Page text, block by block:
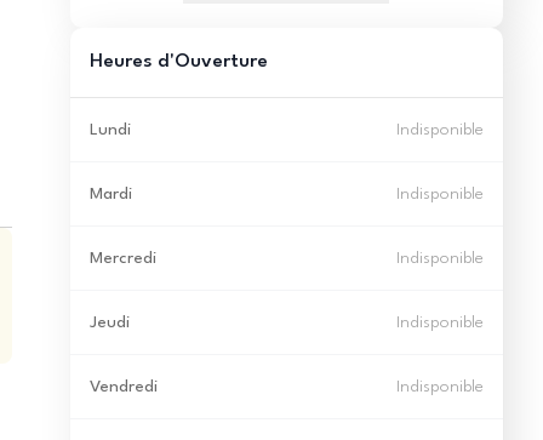
Heures d'Ouverture
Lundi Indisponible
Mardi Indisponible
Mercredi Indisponible
Jeudi Indisponible
Vendredi Indisponible